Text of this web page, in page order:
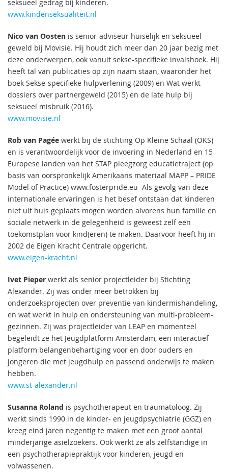
seksueel gedrag bij kinderen.
www.kindenseksualiteit.nl
Nico van Oosten is senior-adviseur huiselijk en seksueel
geweld bij Movisie. Hij houdt zich meer dan 20 jaar bezig met
deze onderwerpen, ook vanuit sekse-specifieke invalshoek. Hij
heeft tal van publicaties op zijn naam staan, waaronder het
boek Sekse-specifieke hulpverlening (2009) en Wat werkt
dossiers over partnergeweld (2015) en de late hulp bij
seksueel misbruik (2016).
www.movisie.nl
Rob van Pagée werkt bij de stichting Op Kleine Schaal (OKS)
en is verantwoordelijk voor de invoering in Nederland en 15
Europese landen van het STAP pleegzorg educatietraject (op
basis van oorspronkelijk Amerikaans materiaal MAPP – PRIDE
Model of Practice) www.fosterpride.eu Als gevolg van deze
internationale ervaringen is het besef ontstaan dat kinderen
niet uit huis geplaats mogen worden alvorens hun familie en
sociale netwerk in de gelegenheid is geweest zelf een
toekomstplan voor kind(eren) te maken. Daarvoor heeft hij in
2002 de Eigen Kracht Centrale opgericht.
www.eigen-kracht.nl
Ivet Pieper werkt als senior projectleider bij Stichting
Alexander. Zij was onder meer betrokken bij
onderzoeksprojecten over preventie van kindermishandeling,
en wat werkt in hulp en ondersteuning van multi-probleem-
gezinnen. Zij was projectleider van LEAP en momenteel
begeleidt ze het Jeugdplatform Amsterdam, een interactief
platform belangenbehartiging voor en door ouders en
jongeren die met jeugdhulp en passend onderwijs te maken
hebben.
www.st-alexander.nl
Susanna Roland is psychotherapeut en traumatoloog. Zij
werkt sinds 1990 in de kinder- en jeugdpsychiatrie (GGZ) en
kreeg eind jaren negentig te maken met een groot aantal
minderjarige asielzoekers. Ook werkt ze als zelfstandige in
een psychotherapiepraktijk voor kinderen, jeugd en
volwassenen.